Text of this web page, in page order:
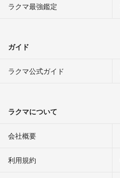
ラクマ最強鑑定
ガイド
ラクマ公式ガイド
ラクマについて
会社概要
利用規約